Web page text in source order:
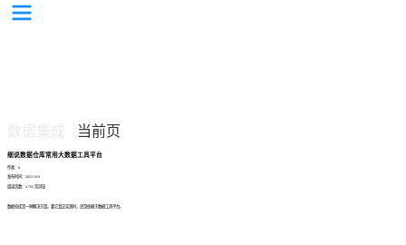
当前页
细说数据仓库常用大数据工具平台
作者：fr
发布时间：2023.10.8
阅读次数：4,765 次浏览
数据仓库是一种解决方案。要它真正实现时，还是依赖于数据工具平台。